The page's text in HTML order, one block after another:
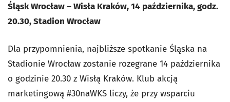
Śląsk Wrocław – Wisła Kraków, 14 października, godz.
20.30, Stadion Wrocław
Dla przypomnienia, najbliższe spotkanie Śląska na
Stadionie Wrocław zostanie rozegrane 14 października
o godzinie 20.30 z Wisłą Kraków. Klub akcją
marketingową #30naWKS liczy, że przy wsparciu